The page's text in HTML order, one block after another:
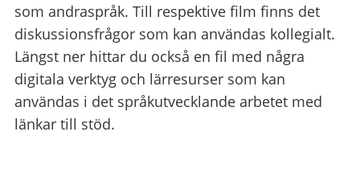
som andraspråk. Till respektive film finns det
diskussionsfrågor som kan användas kollegialt.
Längst ner hittar du också en fil med några
digitala verktyg och lärresurser som kan
användas i det språkutvecklande arbetet med
länkar till stöd.